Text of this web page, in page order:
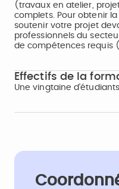
(travaux en atelier,
complets. Pour obtenir
soutenir votre projet
professionnels du
de compétences requis
Effectifs de la
Une vingtaine